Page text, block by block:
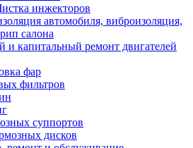
инжекторов
автомобиля, виброизоляция,
салона
и капитальный ремонт двигателей
фар
фильтров
суппортов
дисков